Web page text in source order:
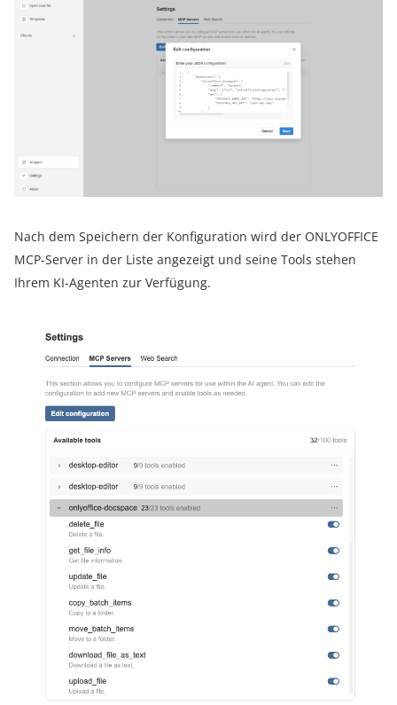
Nach dem Speichern der Konfiguration wird der ONLYOFFICE
MCP-Server in der Liste angezeigt und seine Tools stehen
Ihrem KI-Agenten zur Verfügung.